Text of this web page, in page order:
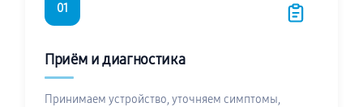
01
Приём и диагностика
Принимаем устройство, уточняем симптомы,